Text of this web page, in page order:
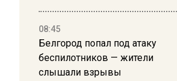
08:45
Белгород попал под атаку
беспилотников — жители
слышали взрывы